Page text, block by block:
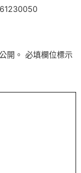
開。 必填欄位標示